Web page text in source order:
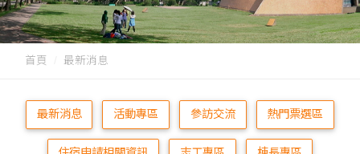
首頁 最新消息
最新消息 活動專區 參訪交流 熱門票選區